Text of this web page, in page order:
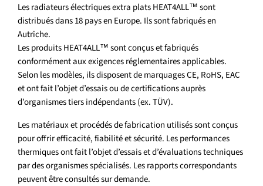
Les radiateurs électriques extra plats HEAT4ALL™ sont
distribués dans 18 pays en Europe. Ils sont fabriqués en
Autriche.
Les produits HEAT4ALL™ sont conçus et fabriqués
conformément aux exigences réglementaires applicables.
Selon les modèles, ils disposent de marquages CE, RoHS, EAC
et ont fait l’objet d’essais ou de certifications auprès
d’organismes tiers indépendants (ex. TÜV).
Les matériaux et procédés de fabrication utilisés sont conçus
pour offrir efficacité, fiabilité et sécurité. Les performances
thermiques ont fait l’objet d’essais et d’évaluations techniques
par des organismes spécialisés. Les rapports correspondants
peuvent être consultés sur demande.